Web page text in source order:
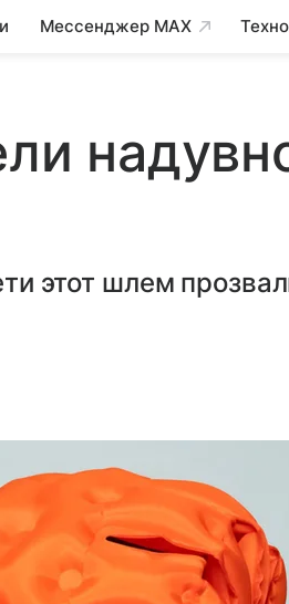
Мессенджер MAX
этот шлем